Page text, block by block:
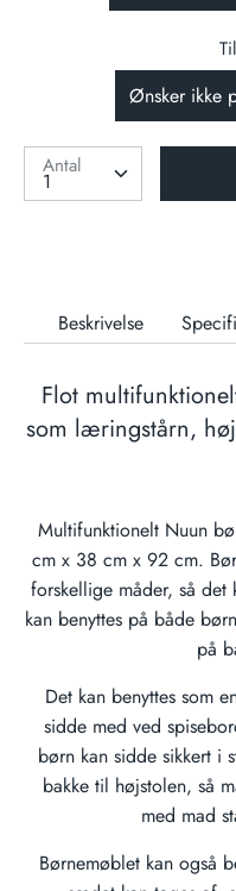
Ønsker ikke
Antal
Beskrivelse
Flot
som læringstårn,
Multifunktionelt Nuun
cm x 38 cm x 92 cm.
forskellige måder, så det
kan benyttes på både
på
Det kan benyttes som
sidde med ved
børn kan sidde sikkert i
bakke til højstolen, så
med mad
Børnemøblet kan også